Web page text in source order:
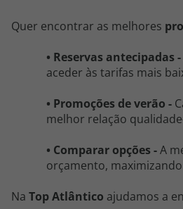
Quer encontrar as melhores
• Reservas antecipadas -
aceder às tarifas mais
• Promoções de verão -
melhor relação
• Comparar opções -A
orçamento,
Na Top Atlântico ajudamos a